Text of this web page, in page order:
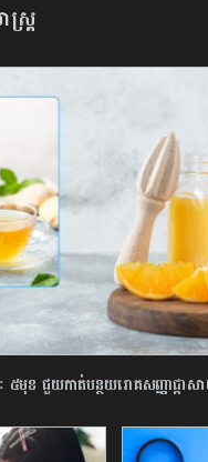
រ្ត
៥មុខ ជួយកាត់បន្ថយរោគសញ្ញាផ្តាស